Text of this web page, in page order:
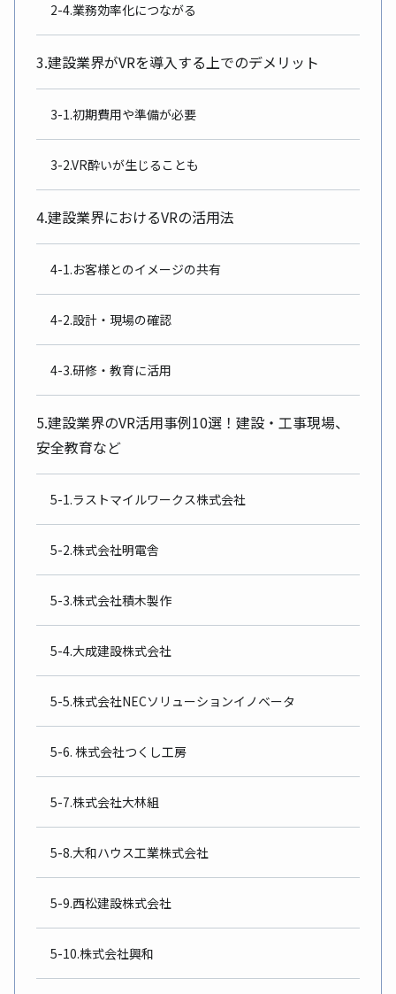
2-4.業務効率化につながる
3.建設業界がVRを導入する上でのデメリット
3-1.初期費用や準備が必要
3-2.VR酔いが生じることも
4.建設業界におけるVRの活用法
4-1.お客様とのイメージの共有
4-2.設計・現場の確認
4-3.研修・教育に活用
5.建設業界のVR活用事例10選！建設・工事現場、
安全教育など
5-1.ラストマイルワークス株式会社
5-2.株式会社明電舎
5-3.株式会社積木製作
5-4.大成建設株式会社
5-5.株式会社NECソリューションイノベータ
5-6. 株式会社つくし工房
5-7.株式会社大林組
5-8.大和ハウス工業株式会社
5-9.西松建設株式会社
5-10.株式会社興和